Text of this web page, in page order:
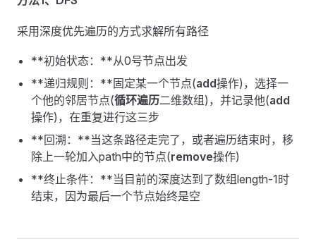
采用深度优先遍历的方式求解所有路径
**初始状态：**从0号节点出发
**递归规则：**固定某一个节点(add操作)，选择一
个他的邻居节点(循环遍历二维数组)，并记录他(add
操作)，在重复进行这三步
**回溯：**当这条路径走完了，或者遍历结束时，移
除上一轮加入path中的节点(remove操作)
**终止条件：**当目前的深度达到了数组length-1时
结束，因为最后一个节点始终是空